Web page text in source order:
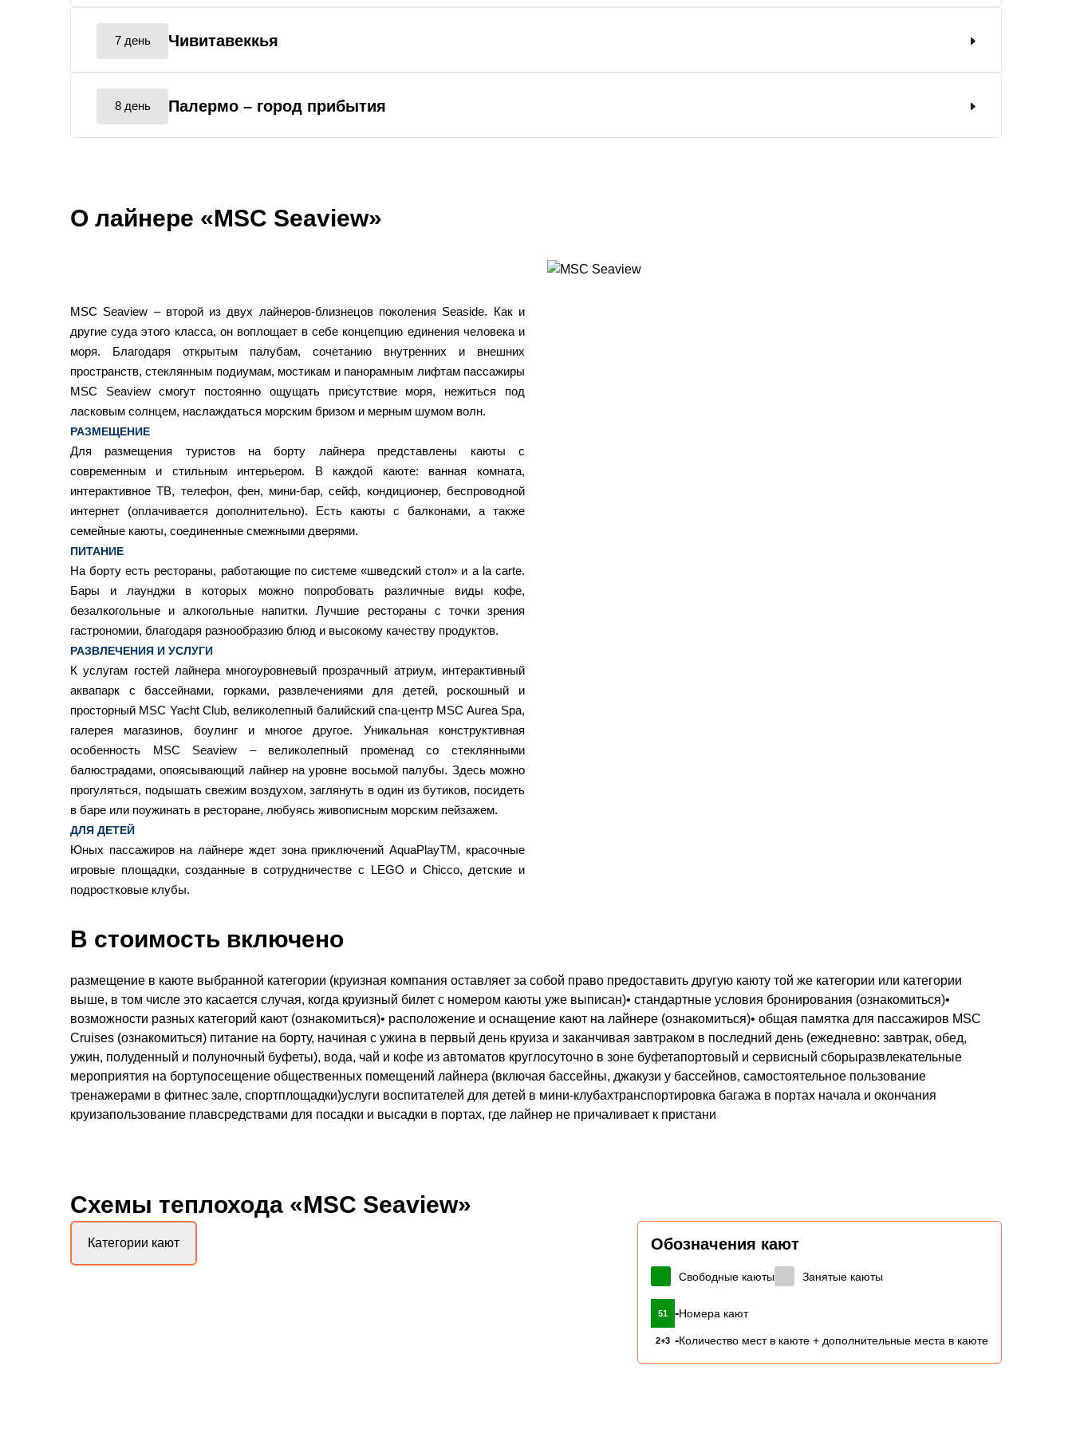
7 день Чивитавеккья
8 день Палермо – город прибытия
О лайнере «MSC Seaview»
MSC Seaview – второй из двух лайнеров-близнецов поколения Seaside. Как и
другие суда этого класса, он воплощает в себе концепцию единения человека и
моря. Благодаря открытым палубам, сочетанию внутренних и внешних
пространств, стеклянным подиумам, мостикам и панорамным лифтам пассажиры
MSC Seaview смогут постоянно ощущать присутствие моря, нежиться под
ласковым солнцем, наслаждаться морским бризом и мерным шумом волн.
РАЗМЕЩЕНИЕ
Для размещения туристов на борту лайнера представлены каюты с
современным и стильным интерьером. В каждой каюте: ванная комната,
интерактивное ТВ, телефон, фен, мини-бар, сейф, кондиционер, беспроводной
интернет (оплачивается дополнительно). Есть каюты с балконами, а также
семейные каюты, соединенные смежными дверями.
ПИТАНИЕ
На борту есть рестораны, работающие по системе «шведский стол» и a la carte.
Бары и лаунджи в которых можно попробовать различные виды кофе,
безалкогольные и алкогольные напитки. Лучшие рестораны с точки зрения
гастрономии, благодаря разнообразию блюд и высокому качеству продуктов.
РАЗВЛЕЧЕНИЯ И УСЛУГИ
К услугам гостей лайнера многоуровневый прозрачный атриум, интерактивный
аквапарк с бассейнами, горками, развлечениями для детей, роскошный и
просторный MSC Yacht Club, великолепный балийский спа-центр MSC Aurea Spa,
галерея магазинов, боулинг и многое другое. Уникальная конструктивная
особенность MSC Seaview – великолепный променад со стеклянными
балюстрадами, опоясывающий лайнер на уровне восьмой палубы. Здесь можно
прогуляться, подышать свежим воздухом, заглянуть в один из бутиков, посидеть
в баре или поужинать в ресторане, любуясь живописным морским пейзажем.
ДЛЯ ДЕТЕЙ
Юных пассажиров на лайнере ждет зона приключений AquaPlayTM, красочные
игровые площадки, созданные в сотрудничестве с LEGO и Chicco, детские и
подростковые клубы.
В стоимость включено
размещение в каюте выбранной категории (круизная компания оставляет за собой право предоставить другую каюту той же категории или категории
выше, в том числе это касается случая, когда круизный билет с номером каюты уже выписан)• стандартные условия бронирования (ознакомиться)•
возможности разных категорий кают (ознакомиться)• расположение и оснащение кают на лайнере (ознакомиться)• общая памятка для пассажиров MSC
Cruises (ознакомиться) питание на борту, начиная с ужина в первый день круиза и заканчивая завтраком в последний день (ежедневно: завтрак, обед,
ужин, полуденный и полуночный буфеты), вода, чай и кофе из автоматов круглосуточно в зоне буфетапортовый и сервисный сборыразвлекательные
мероприятия на бортупосещение общественных помещений лайнера (включая бассейны, джакузи у бассейнов, самостоятельное пользование
тренажерами в фитнес зале, спортплощадки)услуги воспитателей для детей в мини-клубахтранспортировка багажа в портах начала и окончания
круизапользование плавсредствами для посадки и высадки в портах, где лайнер не причаливает к пристани
Схемы теплохода «MSC Seaview»
Обозначения кают
Свободные каюты Занятые каюты
51 -Номера кают
2+3 -Количество мест в каюте + дополнительные места в каюте
Категории кают